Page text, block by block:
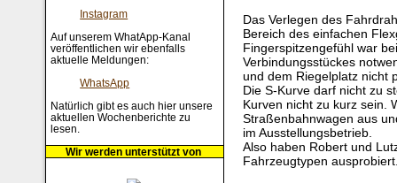
Das Verlegen des
Bereich des einfachen
Fingerspitzengefühl war
Verbindungsstückes
und dem Riegelplatz nicht
Die S-Kurve darf nicht zu
Kurven nicht zu kurz sein.
Straßenbahnwagen aus
im Ausstellungsbetrieb.
Also haben Robert und
Fahrzeugtypen
Instagram
Auf unserem WhatApp-Kanal
veröffentlichen wir ebenfalls
aktuelle Meldungen:
WhatsApp
Natürlich gibt es auch hier unsere
aktuellen Wochenberichte zu
lesen.
Wir werden unterstützt von